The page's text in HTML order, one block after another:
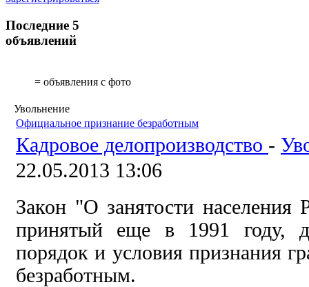
Последние 5
объявлений
= объявления с фото
Увольнение
Официальное признание безработным
Кадровое делопроизводство -
22.05.2013 13:06
Закон "О занятости населения
принятый еще в 1991 году,
порядок и условия признания
безработным.